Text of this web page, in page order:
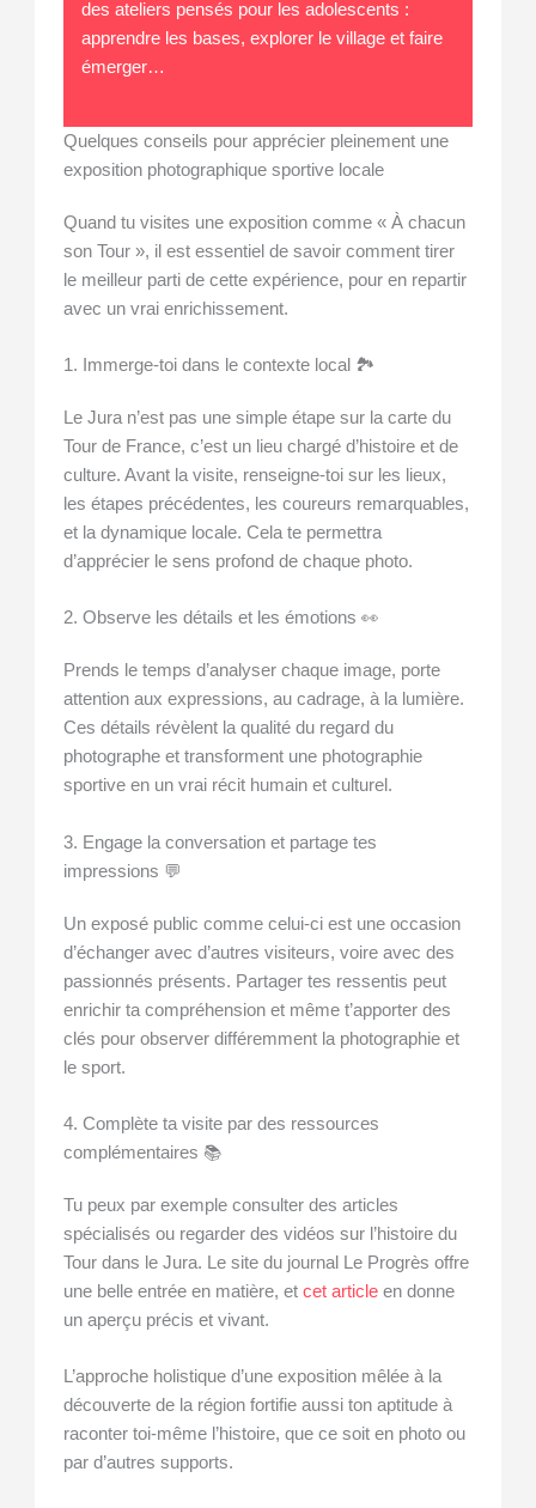
des ateliers pensés pour les adolescents :
apprendre les bases, explorer le village et faire
émerger…
Quelques conseils pour apprécier pleinement une
exposition photographique sportive locale
Quand tu visites une exposition comme « À chacun
son Tour », il est essentiel de savoir comment tirer
le meilleur parti de cette expérience, pour en repartir
avec un vrai enrichissement.
1. Immerge-toi dans le contexte local 🏞️
Le Jura n’est pas une simple étape sur la carte du
Tour de France, c’est un lieu chargé d’histoire et de
culture. Avant la visite, renseigne-toi sur les lieux,
les étapes précédentes, les coureurs remarquables,
et la dynamique locale. Cela te permettra
d’apprécier le sens profond de chaque photo.
2. Observe les détails et les émotions 👀
Prends le temps d’analyser chaque image, porte
attention aux expressions, au cadrage, à la lumière.
Ces détails révèlent la qualité du regard du
photographe et transforment une photographie
sportive en un vrai récit humain et culturel.
3. Engage la conversation et partage tes
impressions 💬
Un exposé public comme celui-ci est une occasion
d’échanger avec d’autres visiteurs, voire avec des
passionnés présents. Partager tes ressentis peut
enrichir ta compréhension et même t’apporter des
clés pour observer différemment la photographie et
le sport.
4. Complète ta visite par des ressources
complémentaires 📚
Tu peux par exemple consulter des articles
spécialisés ou regarder des vidéos sur l’histoire du
Tour dans le Jura. Le site du journal Le Progrès offre
une belle entrée en matière, etcet article en donne
un aperçu précis et vivant.
L’approche holistique d’une exposition mêlée à la
découverte de la région fortifie aussi ton aptitude à
raconter toi-même l’histoire, que ce soit en photo ou
par d’autres supports.